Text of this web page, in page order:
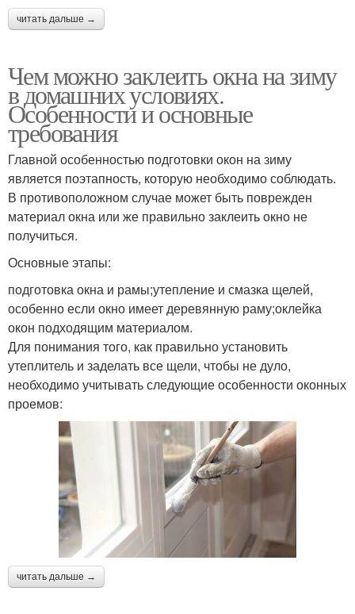
читать дальше →
Чем можно заклеить окна на зиму
в домашних условиях.
Особенности и основные
требования
Главной особенностью подготовки окон на зиму
является поэтапность, которую необходимо соблюдать.
В противоположном случае может быть поврежден
материал окна или же правильно заклеить окно не
получиться.
Основные этапы:
подготовка окна и рамы;утепление и смазка щелей,
особенно если окно имеет деревянную раму;оклейка
окон подходящим материалом.
Для понимания того, как правильно установить
утеплитель и заделать все щели, чтобы не дуло,
необходимо учитывать следующие особенности оконных
проемов:
читать дальше →